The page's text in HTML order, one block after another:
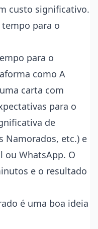
custo significativo.
para o
para o
como A
carta com
para o
de
Namorados, etc.) e
ou WhatsApp. O
e o resultado
é uma boa ideia